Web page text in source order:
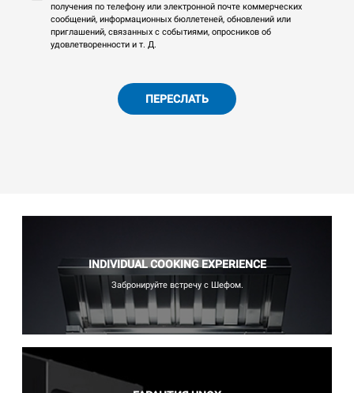
получения по телефону или электронной почте коммерческих
сообщений, информационных бюллетеней, обновлений или
приглашений, связанных с событиями, опросников об
удовлетворенности и т. Д.
ПЕРЕСЛАТЬ
INDIVIDUAL COOKING EXPERIENCE
Забронируйте встречу с Шефом.